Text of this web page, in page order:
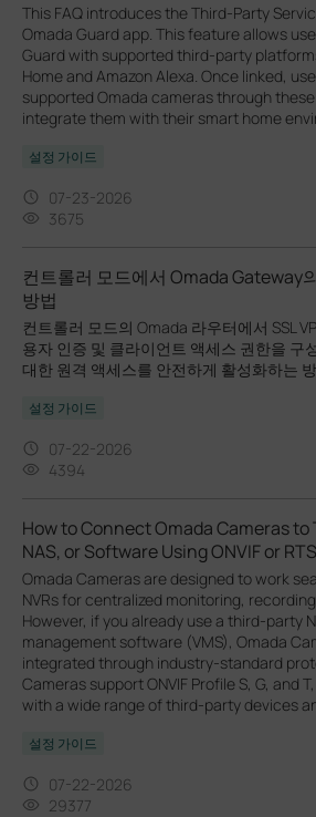
This FAQ introduces the Third-Party
Omada Guard app. This feature allows
Guard with supported third-party
Home and Amazon Alexa. Once linked,
supported Omada cameras through
integrate them with their smart home
설정 가이드
07-23-2026
3675
컨트롤러 모드에서 Omada Gateway
방법
컨트롤러 모드의 Omada 라우터에서 SSL
용자 인증 및 클라이언트 액세스 권한을 구
대한 원격 액세스를 안전하게 활성화하는
설정 가이드
07-22-2026
4394
How to Connect Omada Cameras to
NAS, or Software Using ONVIF or
Omada Cameras are designed to work
NVRs for centralized monitoring,
However, if you already use a third-party
management software (VMS), Omada
integrated through industry-standard
Cameras support ONVIF Profile S, G, and
with a wide range of third-party devices
설정 가이드
07-22-2026
29377